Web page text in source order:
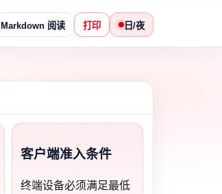
Markdown 阅读 打印 日/夜
客户端准入条件
终端设备必须满足最低